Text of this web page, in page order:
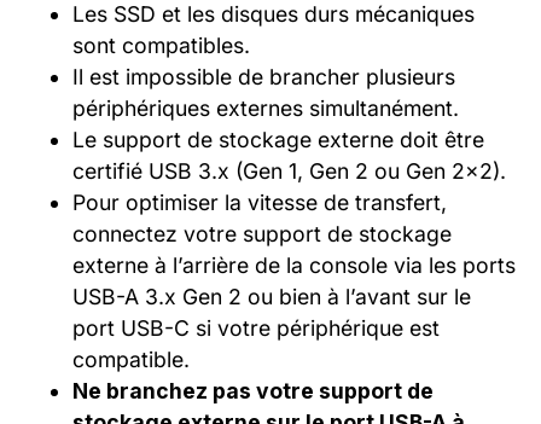
Les SSD et les disques durs mécaniques
sont compatibles.
Il est impossible de brancher plusieurs
périphériques externes simultanément.
Le support de stockage externe doit être
certifié USB 3.x (Gen 1, Gen 2 ou Gen 2×2).
Pour optimiser la vitesse de transfert,
connectez votre support de stockage
externe à l’arrière de la console via les ports
USB-A 3.x Gen 2 ou bien à l’avant sur le
port USB-C si votre périphérique est
compatible.
Ne branchez pas votre support de